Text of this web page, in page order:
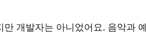
개발자는 아니었어요. 음악과